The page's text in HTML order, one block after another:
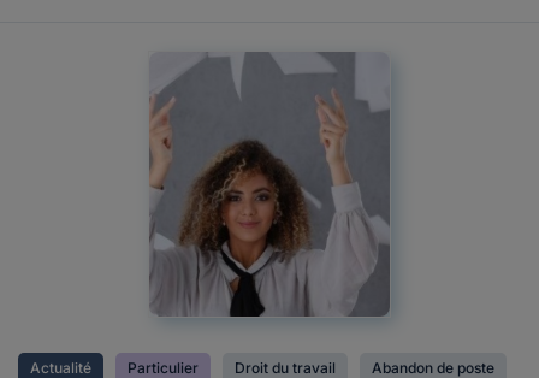
Actualité Particulier Droit du travail Abandon de poste